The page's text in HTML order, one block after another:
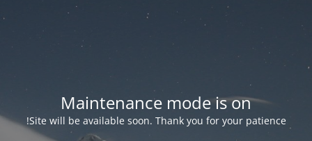
Maintenance mode is on
Site will be available soon. Thank you for your patience!